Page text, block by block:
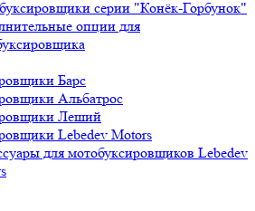
серии "Конёк-Горбунок"
опции для
Барс
Альбатрос
Леший
Lebedev Motors
для мотобуксировщиков Lebedev